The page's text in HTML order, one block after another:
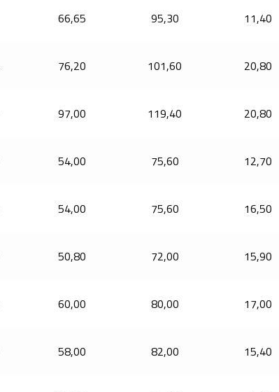
66,65 95,30 11,40
76,20 101,60 20,80
97,00 119,40 20,80
54,00 75,60 12,70
54,00 75,60 16,50
50,80 72,00 15,90
60,00 80,00 17,00
58,00 82,00 15,40